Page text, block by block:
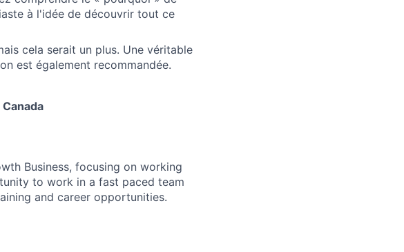
à l'idée de découvrir tout ce
cela serait un plus. Une véritable
est également recommandée.
Business, focusing on working
to work in a fast paced team
and career opportunities.